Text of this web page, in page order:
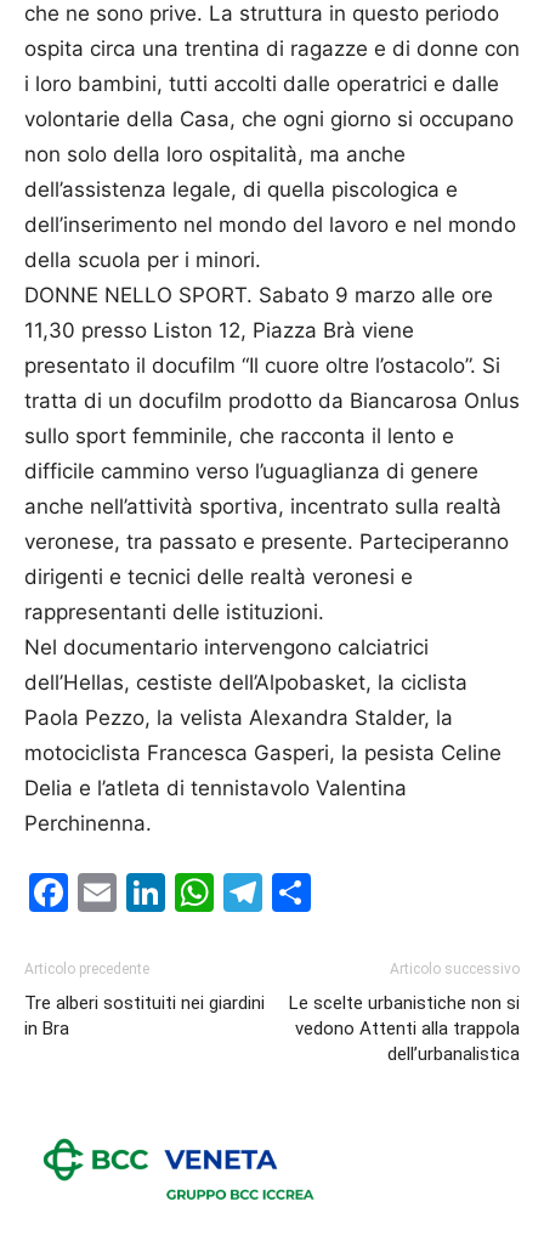
che ne sono prive. La struttura in questo periodo
ospita circa una trentina di ragazze e di donne con
i loro bambini, tutti accolti dalle operatrici e dalle
volontarie della Casa, che ogni giorno si occupano
non solo della loro ospitalità, ma anche
dell’assistenza legale, di quella piscologica e
dell’inserimento nel mondo del lavoro e nel mondo
della scuola per i minori.
DONNE NELLO SPORT. Sabato 9 marzo alle ore
11,30 presso Liston 12, Piazza Brà viene
presentato il docufilm “Il cuore oltre l’ostacolo”. Si
tratta di un docufilm prodotto da Biancarosa Onlus
sullo sport femminile, che racconta il lento e
difficile cammino verso l’uguaglianza di genere
anche nell’attività sportiva, incentrato sulla realtà
veronese, tra passato e presente. Parteciperanno
dirigenti e tecnici delle realtà veronesi e
rappresentanti delle istituzioni.
Nel documentario intervengono calciatrici
dell’Hellas, cestiste dell’Alpobasket, la ciclista
Paola Pezzo, la velista Alexandra Stalder, la
motociclista Francesca Gasperi, la pesista Celine
Delia e l’atleta di tennistavolo Valentina
Perchinenna.
Facebook
EmailLinkedIn
WhatsApp
Telegram
Articolo precedente
Tre alberi sostituiti nei giardini
in Bra
Articolo successivo
Le scelte urbanistiche non si
vedono Attenti alla trappola
dell’urbanalistica